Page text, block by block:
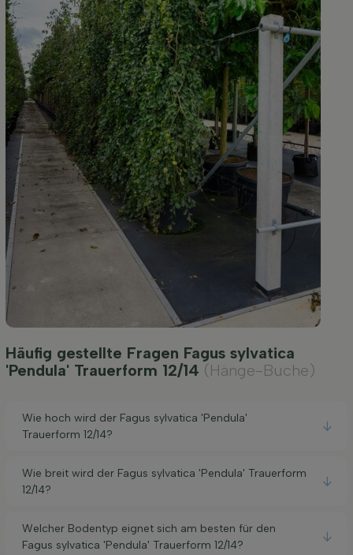
Häufig gestellte Fragen Fagus sylvatica
'Pendula' Trauerform 12/14 (Hänge-Buche)
Wie hoch wird der Fagus sylvatica 'Pendula'
Trauerform 12/14?
Wie breit wird der Fagus sylvatica 'Pendula' Trauerform
12/14?
Welcher Bodentyp eignet sich am besten für den
Fagus sylvatica 'Pendula' Trauerform 12/14?